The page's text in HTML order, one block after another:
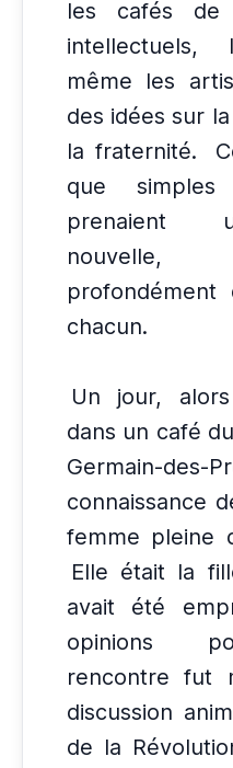
les cafés
même les
des idées sur
la fraternité.
que simples
prenaient
chacun.
Un jour,
dans un café
Germain-des-
connaissance
femme pleine
Elle était la
avait été
opinions
rencontre fut
discussion
de la